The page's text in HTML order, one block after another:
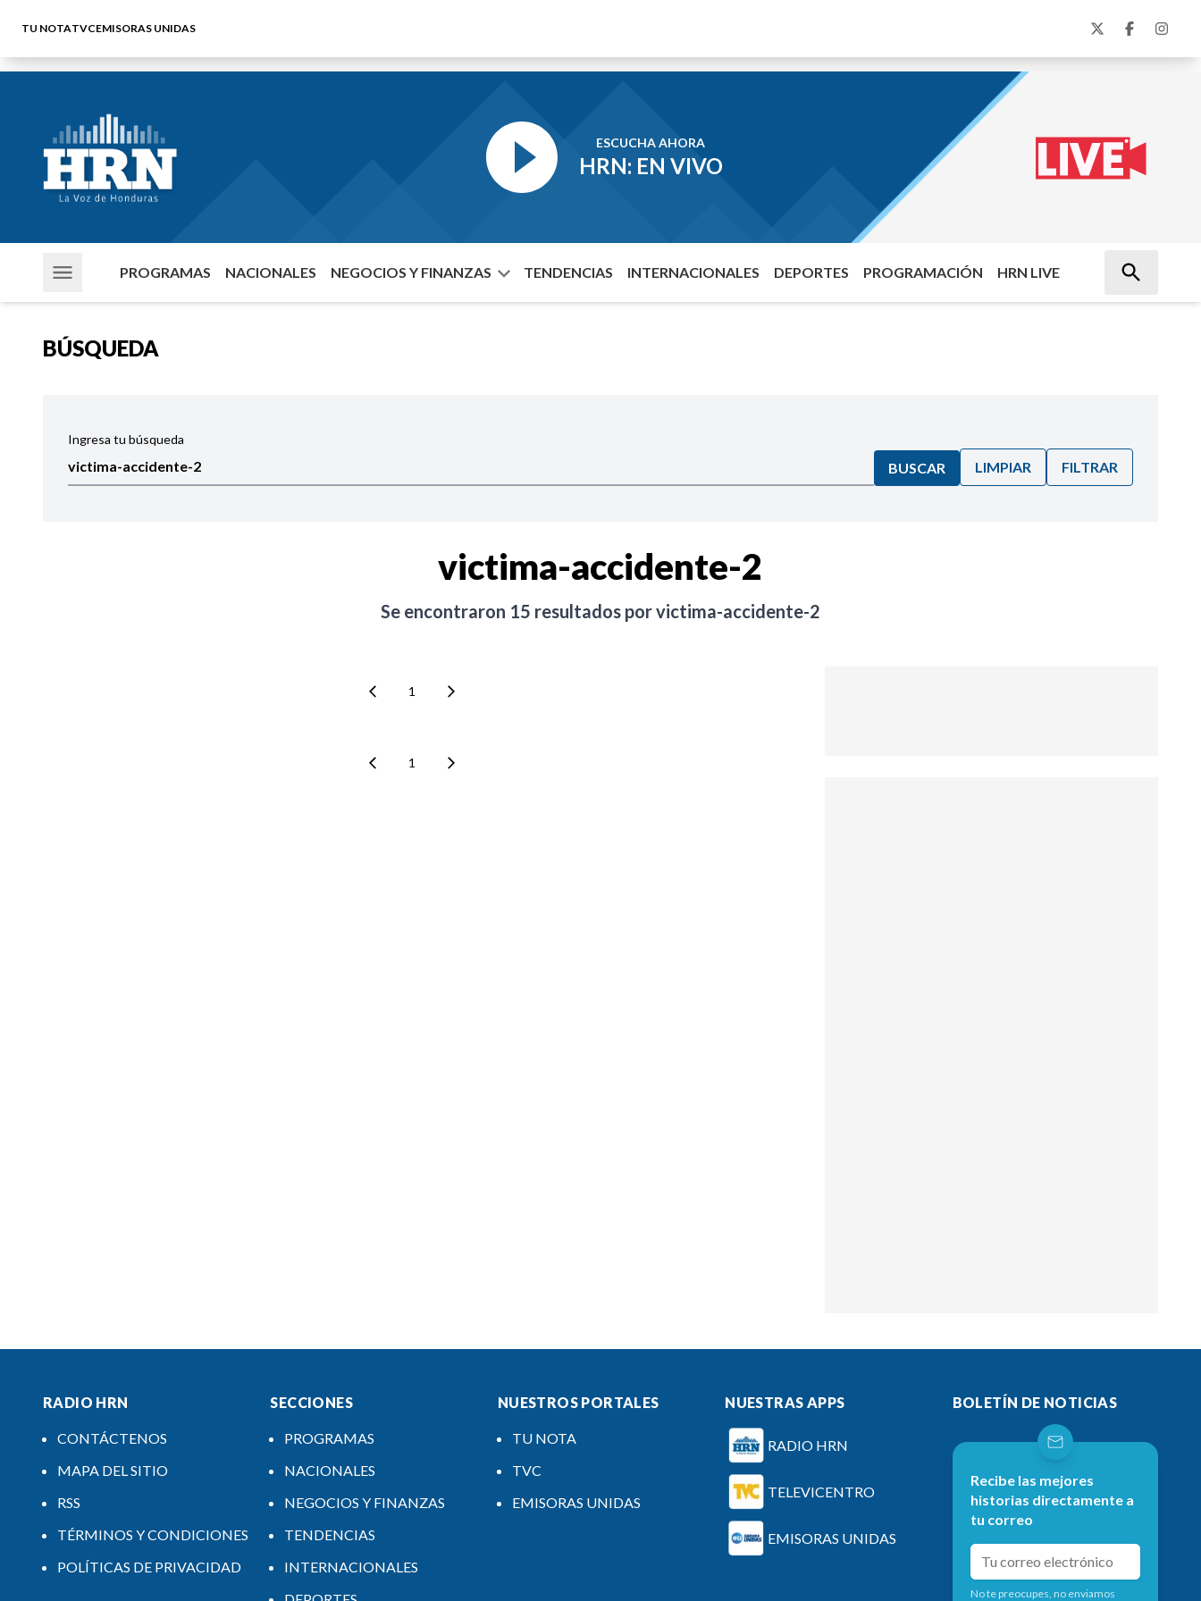
TU NOTATVCEMISORAS UNIDAS
ESCUCHA AHORA
HRN: EN VIVO
PROGRAMAS NACIONALES NEGOCIOS Y FINANZAS TENDENCIAS INTERNACIONALES DEPORTES PROGRAMACIÓN HRN LIVE
BÚSQUEDA
Ingresa tu búsqueda
BUSCAR LIMPIAR FILTRAR
victima-accidente-2
Se encontraron 15 resultados porvictima-accidente-2
1
1
RADIO HRN
CONTÁCTENOS
MAPA DEL SITIO
RSS
TÉRMINOS Y CONDICIONES
POLÍTICAS DE PRIVACIDAD
SECCIONES
PROGRAMAS
NACIONALES
NEGOCIOS Y FINANZAS
TENDENCIAS
INTERNACIONALES
NUESTROS PORTALES
TU NOTA
TVC
EMISORAS UNIDAS
NUESTRAS APPS
RADIO HRN
TELEVICENTRO
EMISORAS UNIDAS
BOLETÍN DE NOTICIAS
Recibe las mejores
historias directamente a
tu correo
No te preocupes, no enviamos